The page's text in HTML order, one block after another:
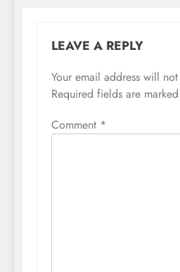
LEAVE A REPLY
Your email address will
Required fields are marked
Comment *